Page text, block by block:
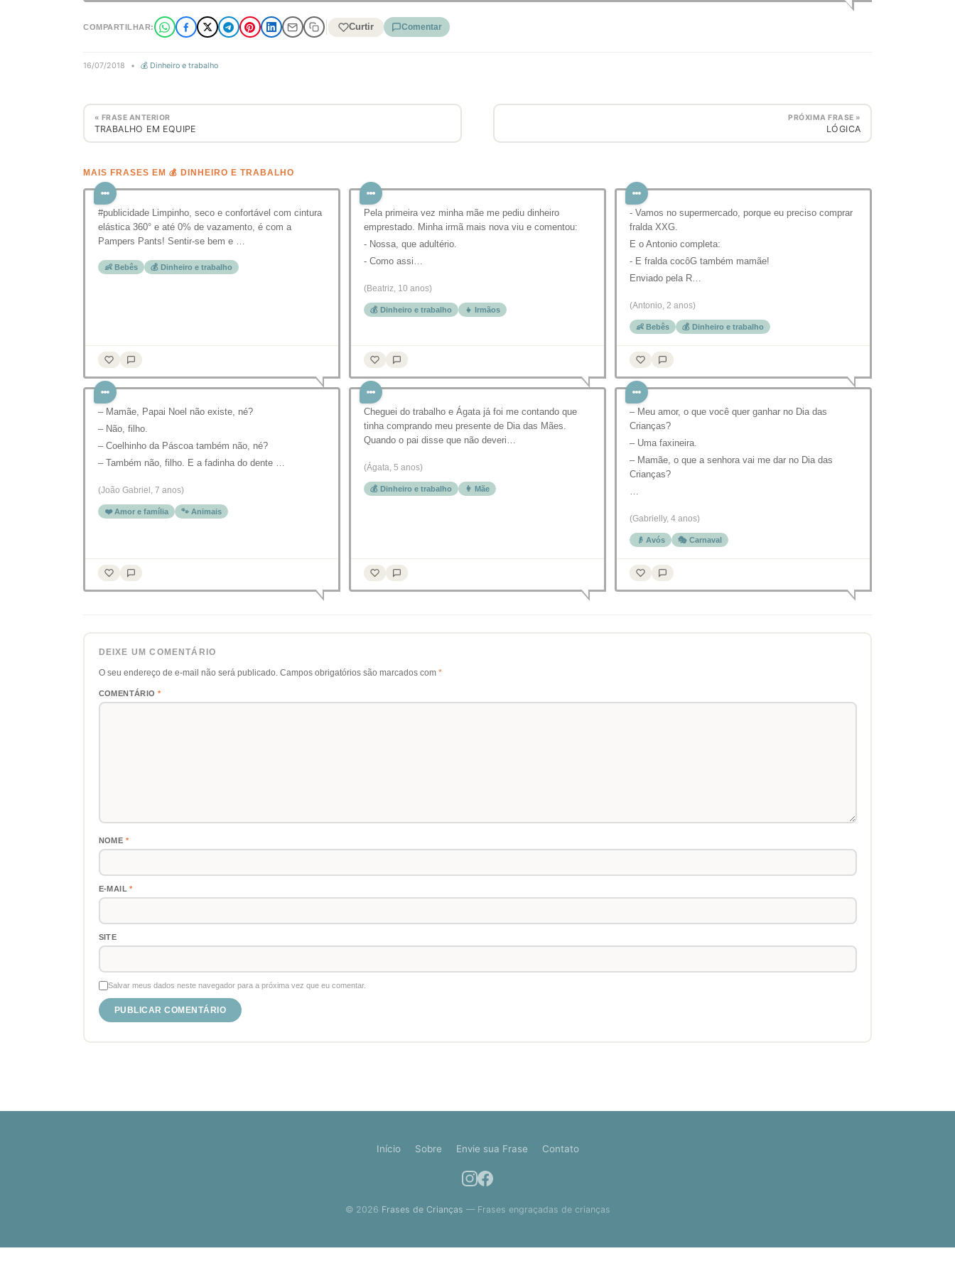
COMPARTILHAR: Curtir Comentar
16/07/2018 • 💰 Dinheiro e trabalho
« FRASE ANTERIOR
TRABALHO EM EQUIPE
PRÓXIMA FRASE »
LÓGICA
MAIS FRASES EM 💰 DINHEIRO E TRABALHO
#publicidade Limpinho, seco e confortável com cintura
elástica 360° e até 0% de vazamento, é com a
Pampers Pants! Sentir-se bem e …
👶 Bebês 💰 Dinheiro e trabalho
Pela primeira vez minha mãe me pediu dinheiro
emprestado. Minha irmã mais nova viu e comentou:
- Nossa, que adultério.
- Como assi…
(Beatriz, 10 anos)
💰 Dinheiro e trabalho 👧 Irmãos
- Vamos no supermercado, porque eu preciso comprar
fralda XXG.
E o Antonio completa:
- E fralda cocôG também mamãe!
Enviado pela R…
(Antonio, 2 anos)
👶 Bebês 💰 Dinheiro e trabalho
– Mamãe, Papai Noel não existe, né?
– Não, filho.
– Coelhinho da Páscoa também não, né?
– Também não, filho. E a fadinha do dente …
(João Gabriel, 7 anos)
❤️ Amor e família 🐾 Animais
Cheguei do trabalho e Ágata já foi me contando que
tinha comprando meu presente de Dia das Mães.
Quando o pai disse que não deveri…
(Ágata, 5 anos)
💰 Dinheiro e trabalho 👩 Mãe
– Meu amor, o que você quer ganhar no Dia das
Crianças?
– Uma faxineira.
– Mamãe, o que a senhora vai me dar no Dia das
Crianças?
…
(Gabrielly, 4 anos)
👴 Avós 🎭 Carnaval
DEIXE UM COMENTÁRIO
O seu endereço de e-mail não será publicado. Campos obrigatórios são marcados com *
COMENTÁRIO *
NOME *
E-MAIL*
SITE
Salvar meus dados neste navegador para a próxima vez que eu comentar.
Início Sobre Envie sua Frase Contato
© 2026 Frases de Crianças — Frases engraçadas de crianças